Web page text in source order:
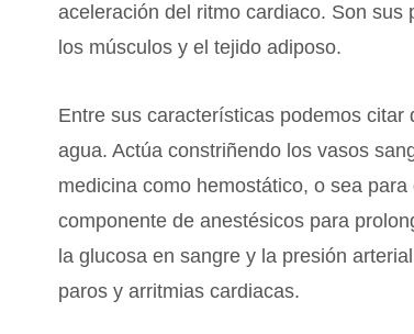
aceleración del ritmo cardiaco. Son
los músculos y el tejido adiposo.
Entre sus características podemos
agua. Actúa constriñendo los vasos
medicina como hemostático, o sea
componente de anestésicos para
la glucosa en sangre y la presión
paros y arritmias cardiacas.